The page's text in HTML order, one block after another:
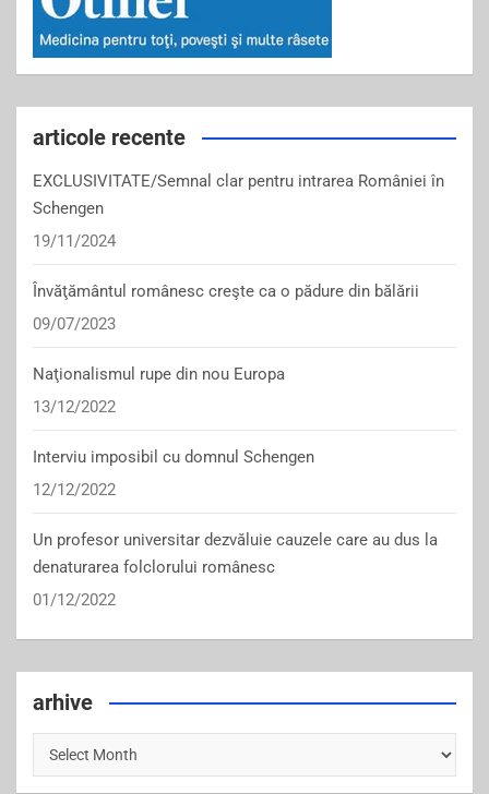
articole recente
EXCLUSIVITATE/Semnal clar pentru intrarea României în
Schengen
19/11/2024
Învăţământul românesc creşte ca o pădure din bălării
09/07/2023
Naţionalismul rupe din nou Europa
13/12/2022
Interviu imposibil cu domnul Schengen
12/12/2022
Un profesor universitar dezvăluie cauzele care au dus la
denaturarea folclorului românesc
01/12/2022
arhive
arhive